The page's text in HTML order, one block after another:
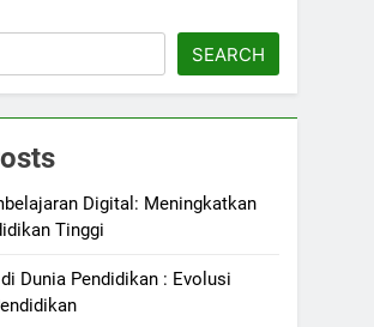
SEARCH
Digital: Meningkatkan
Tinggi
Dunia Pendidikan : Evolusi